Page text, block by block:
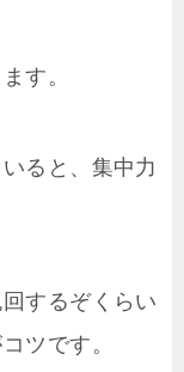
す。
ると、集中力
するぞくらい
ツです。